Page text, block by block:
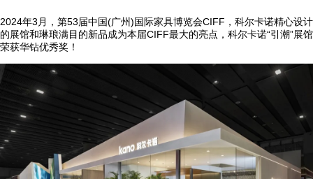
2024年3月，第53届中国(广州)国际家具博览会CIFF，科尔卡诺精心设计
的展馆和琳琅满目的新品成为本届CIFF最大的亮点，科尔卡诺“引潮”展馆
荣获华钻优秀奖！